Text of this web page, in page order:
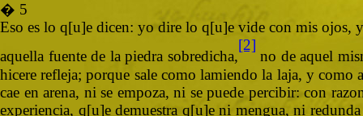
� 5
Eso es lo q[u]e dicen: yo dire lo q[u]e vide con mis ojos,
aquella fuente de la piedra sobredicha,
[2]
no de aquel
hicere refleja; porque sale como lamiendo la laja, y
cae en arena, ni se empoza, ni se puede percibir: con
experiencia, q[u]e demuestra q[u]e ni mengua, ni